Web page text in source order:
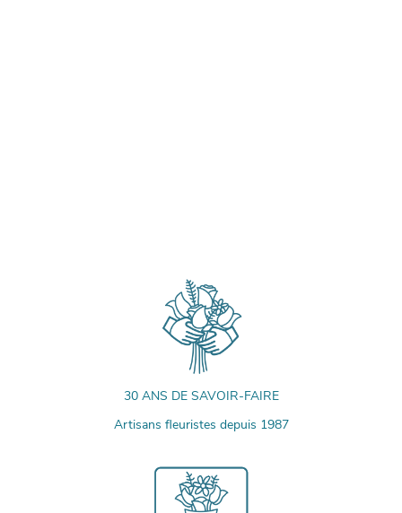
30 ANS DE SAVOIR-FAIRE
Artisans fleuristes depuis 1987